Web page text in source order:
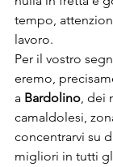
tempo,
lavoro.
Per il vostro
eremo,
a Bardolino, dei
camaldolesi,
concentrarvi su
migliori in tutti